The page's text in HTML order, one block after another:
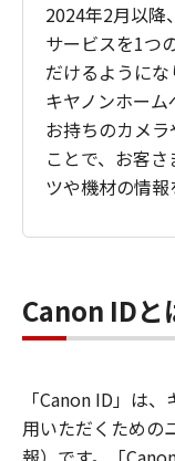
2024年2月以降
サービスを1つ
だけるようにな
キヤノンホーム
お持ちのカメ
ことで、お客
ツや機材の情報
Canon IDと
「Canon ID」は
用いただくための